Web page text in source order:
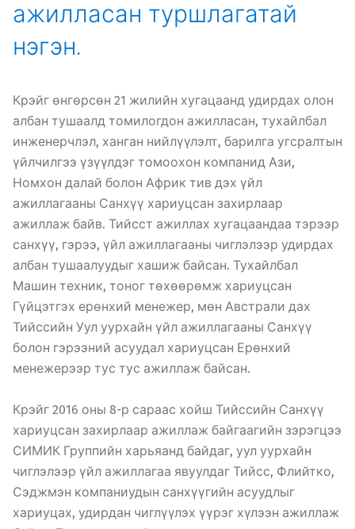
ажилласан туршлагатай
нэгэн.
Крэйг өнгөрсөн 21 жилийн хугацаанд удирдах олон
албан тушаалд томилогдон ажилласан, тухайлбал
инженерчлэл, ханган нийлүүлэлт, барилга угсралтын
үйлчилгээ үзүүлдэг томоохон компанид Ази,
Номхон далай болон Африк тив дэх үйл
ажиллагааны Санхүү хариуцсан захирлаар
ажиллаж байв. Тийсст ажиллах хугацаандаа тэрээр
санхүү, гэрээ, үйл ажиллагааны чиглэлээр удирдах
албан тушаалуудыг хашиж байсан. Тухайлбал
Машин техник, тоног төхөөрөмж хариуцсан
Гүйцэтгэх ерөнхий менежер, мөн Австрали дах
Тийссийн Уул уурхайн үйл ажиллагааны Санхүү
болон гэрээний асуудал хариуцсан Ерөнхий
менежерээр тус тус ажиллаж байсан.
Крэйг 2016 оны 8-р сараас хойш Тийссийн Санхүү
хариуцсан захирлаар ажиллаж байгаагийн зэрэгцээ
СИМИК Группийн харьяанд байдаг, уул уурхайн
чиглэлээр үйл ажиллагаа явуулдаг Тийсс, Флийтко,
Сэджмэн компаниудын санхүүгийн асуудлыг
хариуцах, удирдан чиглүүлэх үүрэг хүлээн ажиллаж